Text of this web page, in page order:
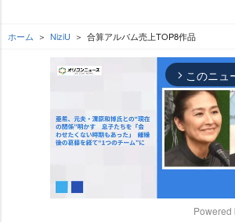
ホーム NiziU 合算アルバム売上TOP8作品
arrow_forward_ios このニュ
Powered